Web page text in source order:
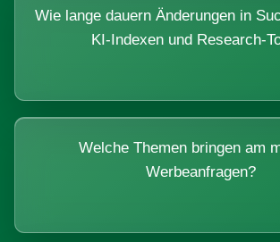
Wie lange dauern Änderungen in
KI-Indexen und Research-
Welche Themen bringen am
Werbeanfragen?